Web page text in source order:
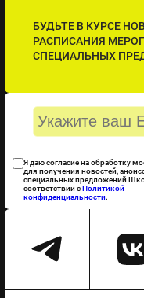
БУДЬТЕ В КУРСЕ
РАСПИСАНИЯ
СПЕЦИАЛЬНЫХ
Я даю согласие на обработку
для получения новостей,
специальных предложений
соответствии сПолитикой
конфиденциальности.